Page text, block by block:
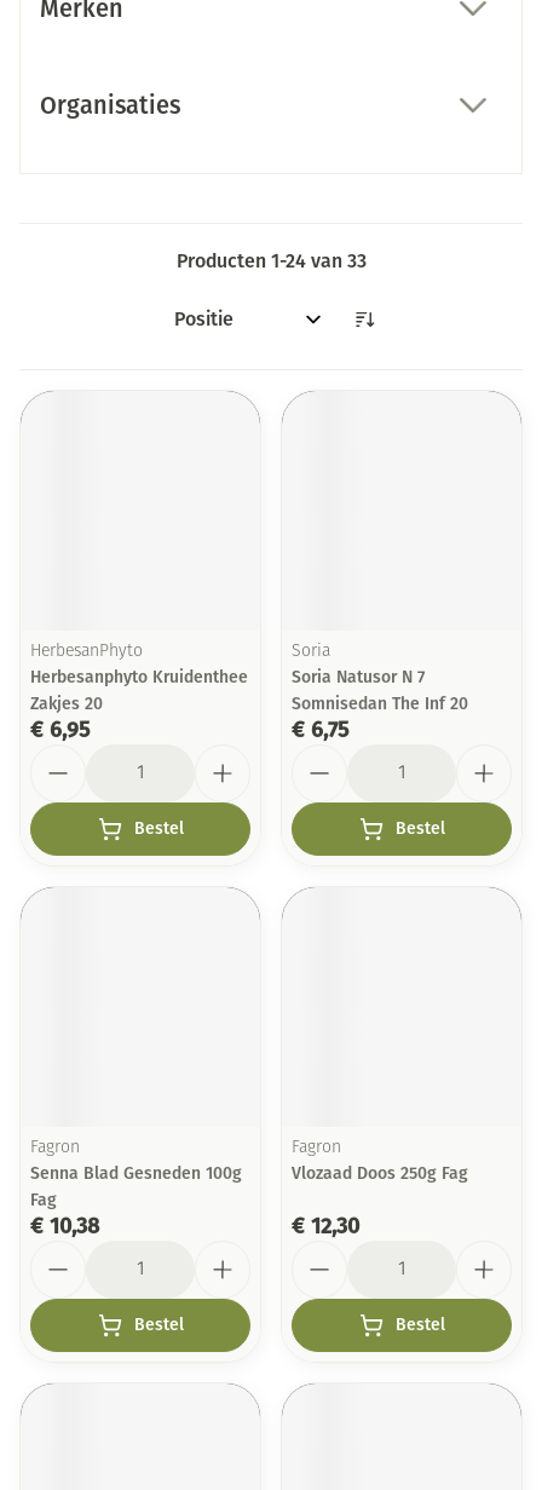
Merken
Organisaties
Producten 1-24van 33
Sorteer op:
HerbesanPhyto
Herbesanphyto Kruidenthee
Zakjes 20
€ 6,95
Bestel
Soria
Soria Natusor N 7
Somnisedan The Inf 20
€ 6,75
Bestel
Fagron
Senna Blad Gesneden 100g
Fag
€ 10,38
Bestel
Fagron
Vlozaad Doos 250g Fag
€ 12,30
Bestel